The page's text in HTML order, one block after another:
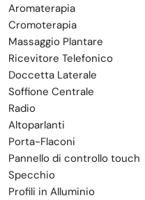
Aromaterapia
Cromoterapia
Massaggio Plantare
Ricevitore Telefonico
Doccetta Laterale
Soffione Centrale
Radio
Altoparlanti
Porta-Flaconi
Pannello di controllo touch
Specchio
Profili in Alluminio